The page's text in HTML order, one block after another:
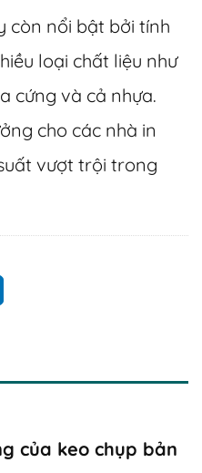
còn nổi bật bởi tính
loại chất liệu như
cứng và cả nhựa.
cho các nhà in
vượt trội trong
của keo chụp bản